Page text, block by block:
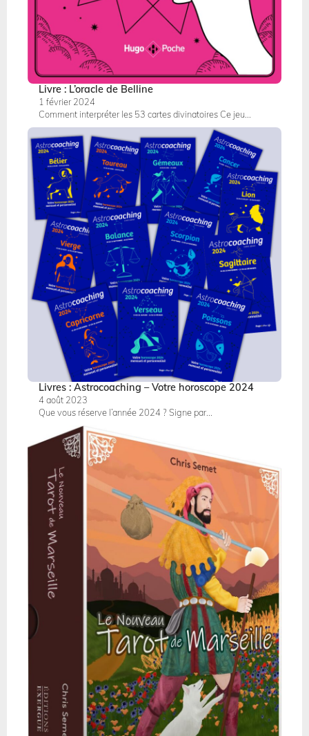
Livre : L’oracle de Belline
1 février 2024
Comment interpréter les 53 cartes divinatoires Ce jeu...
Livres : Astrocoaching – Votre horoscope 2024
4 août 2023
Que vous réserve l’année 2024 ? Signe par...